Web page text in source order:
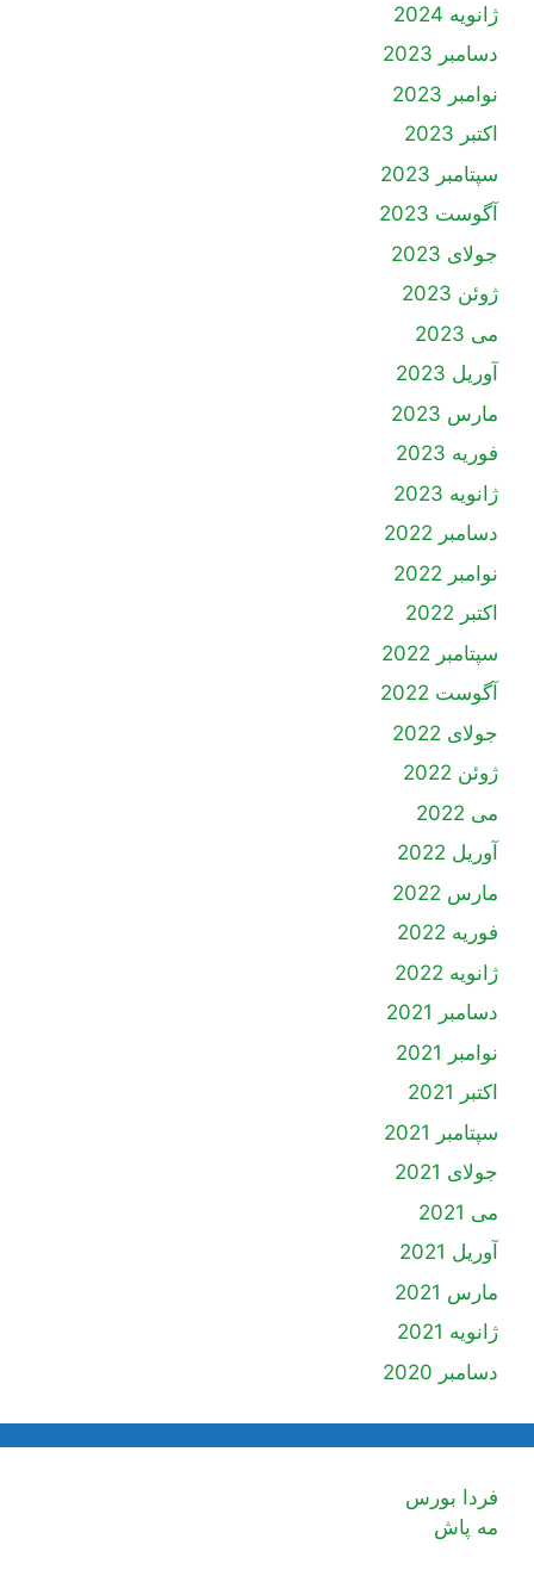
ژانویه 2024
دسامبر 2023
نوامبر 2023
اکتبر 2023
سپتامبر 2023
آگوست 2023
جولای 2023
ژوئن 2023
می 2023
آوریل 2023
مارس 2023
فوریه 2023
ژانویه 2023
دسامبر 2022
نوامبر 2022
اکتبر 2022
سپتامبر 2022
آگوست 2022
جولای 2022
ژوئن 2022
می 2022
آوریل 2022
مارس 2022
فوریه 2022
ژانویه 2022
دسامبر 2021
نوامبر 2021
اکتبر 2021
سپتامبر 2021
جولای 2021
می 2021
آوریل 2021
مارس 2021
ژانویه 2021
دسامبر 2020
فردا بورس
مه پاش